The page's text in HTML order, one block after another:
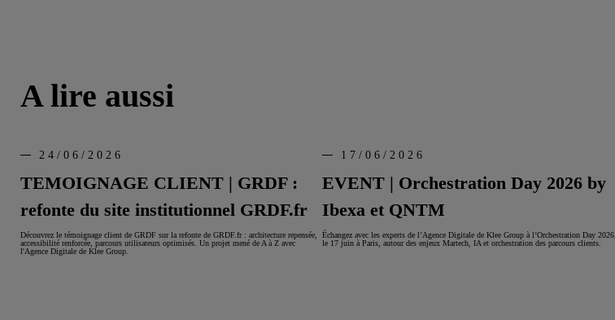
A lire aussi
TEMOIGNAGE CLIENT | GRDF :
refonte du site institutionnel GRDF.fr
24/06/2026
Découvrez le témoignage client de GRDF sur la refonte de GRDF.fr : architecture repensée,
accessibilité renforcée, parcours utilisateurs optimisés. Un projet mené de A à Z avec
l'Agence Digitale de Klee Group.
EVENT | Orchestration Day 2026 by
Ibexa et QNTM
17/06/2026
Échangez avec les experts de l’Agence Digitale de Klee Group à l’Orchestration Day 2026,
le 17 juin à Paris, autour des enjeux Martech, IA et orchestration des parcours clients.